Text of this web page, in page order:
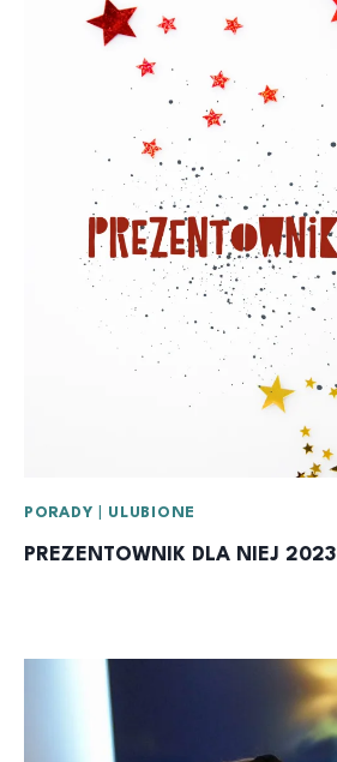
PORADY ULUBIONE
PREZENTOWNIK DLA NIEJ 2023